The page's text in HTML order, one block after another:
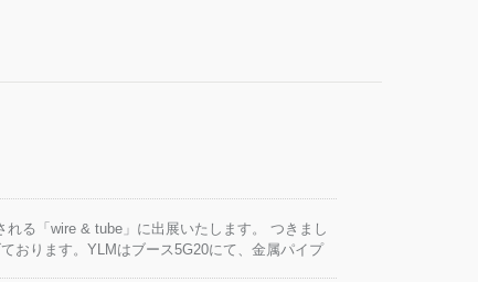
る「wire & tube」に出展いたします。 つきまし
おります。YLMはブース5G20にて、金属パイプ